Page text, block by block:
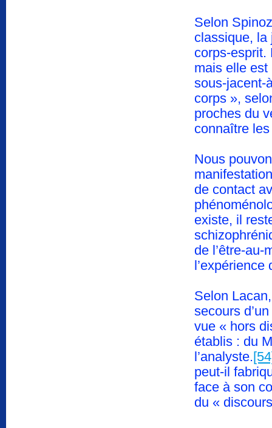
Selon
classique, la
corps-esprit.
mais elle est
sous-jacent-
corps »,
proches du
connaître
Nous
de contact
existe, il
de l’être-
l’expérience
Selon
secours
vue « hors
établis : du
l’analyste.
peut-il
face à son
du «